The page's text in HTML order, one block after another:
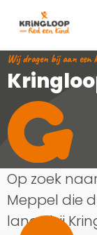
Kringloop
Red
een
kind
Wij dragen bij aan een
Op zoek
Meppel die
langs bij